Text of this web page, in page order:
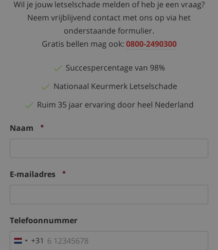
Wil je jouw letselschade melden of heb je een vraag?
Neem vrijblijvend contact met ons op via het
onderstaande formulier.
Gratis bellen mag ook: 0800-2490300
Succespercentage van 98%
Nationaal Keurmerk Letselschade
Ruim 35 jaar ervaring door heel Nederland
Naam *
E-mailadres *
Telefoonnummer
Netherlands
+31